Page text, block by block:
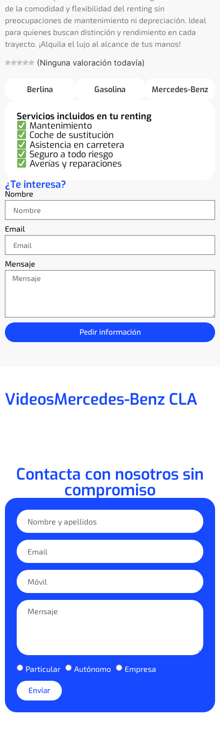
de la comodidad y flexibilidad del renting sin
preocupaciones de mantenimiento ni depreciación. Ideal
para quienes buscan distinción y rendimiento en cada
trayecto. ¡Alquila el lujo al alcance de tus manos!
(Ninguna valoración todavía)
Berlina Gasolina Mercedes-Benz
Servicios incluidos en tu renting
Mantenimiento
Coche de sustitución
Asistencia en carretera
Seguro a todo riesgo
Averías y reparaciones
¿Te interesa?
Nombre
Email
Mensaje
Pedir información
VideosMercedes-Benz CLA
Contacta con nosotros sin
compromiso
Particular Autónomo Empresa
Enviar